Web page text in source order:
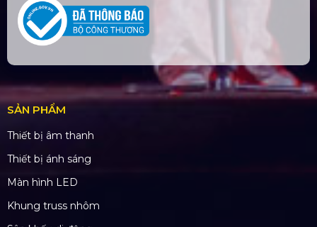
Mã số thuế: 0310779837
Số ĐKKD 0310779837 Sở KHĐT Tp. HCM cấp
15/04/2011
SẢN PHẨM